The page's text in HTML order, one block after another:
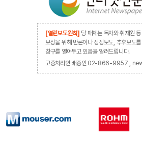
[열린보도원칙] 당 매체는 독자와 취재원
보장을 위해 반론이나 정정보도, 추후보도
창구를 열어두고 있음을 알려드립니다.
고충처리인 배종인 02-866-9957 ,